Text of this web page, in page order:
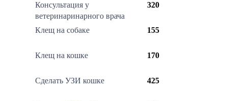
Консультация у
ветеринаринарного врача
320
Клещ на собаке 155
Клещ на кошке 170
Сделать УЗИ кошке 425